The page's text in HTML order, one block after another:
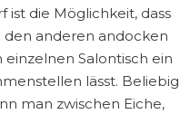
ist die Möglichkeit, dass
den anderen andocken
Salontisch ein
lässt. Beliebig
man zwischen Eiche,